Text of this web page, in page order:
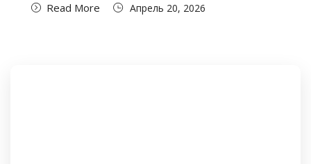
Read More Апрель 20, 2026